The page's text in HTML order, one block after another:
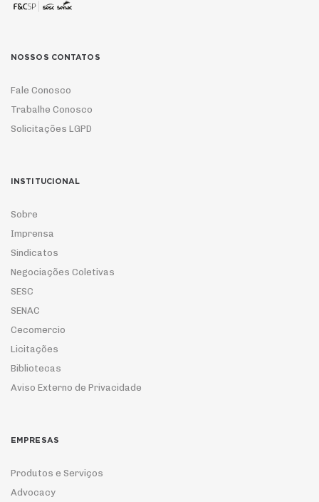
NOSSOS CONTATOS
Fale Conosco
Trabalhe Conosco
Solicitações LGPD
INSTITUCIONAL
Sobre
Imprensa
Sindicatos
Negociações Coletivas
SESC
SENAC
Cecomercio
Licitações
Bibliotecas
Aviso Externo de Privacidade
EMPRESAS
Produtos e Serviços
Advocacy